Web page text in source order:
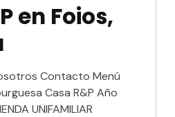
en Foios,
Contacto Menú
Casa R&P Año
UNIFAMILIAR